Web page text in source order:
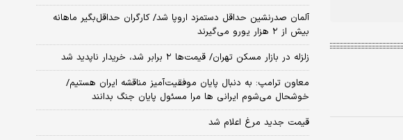
آلمان صدرنشین حداقل دستمزد اروپا شد/ کارگران حداقل‌بگیر ماهانه
بیش از ۲ هزار یورو می‌گیرند
زلزله در بازار مسکن تهران/ قیمت‌ها ۲ برابر شد، خریدار ناپدید شد
معاون ترامپ: به دنبال پایان موفقیت‌آمیز مناقشه ایران هستیم/
خوشحال می‌شوم ایرانی ها مرا مسئول پایان جنگ بدانند
قیمت جدید مرغ اعلام شد